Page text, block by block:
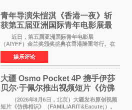
青年导演朱愷淇《香港一夜》斩
获第五届亚洲国际青年电影展最
佳剧本改编奖
近日，第五届亚洲国际青年电影展
（AIYFF）金兰奖颁奖盛典在香港隆重举行。在
这场汇聚数百位海内外电影人、文化界人士及媒
体代表的亚洲青年影视盛会上，香港本土电影
《香港一夜》（Dawn in Ho
娱乐评论
大疆 Osmo Pocket 4P 携手伊莎
贝尔·于佩尔推出视频短片《仿佛
相识》
（2026年8月6日，北京）大疆发布原创视频
短片《仿佛相识》（FAMILIARIT&Eacute;）。